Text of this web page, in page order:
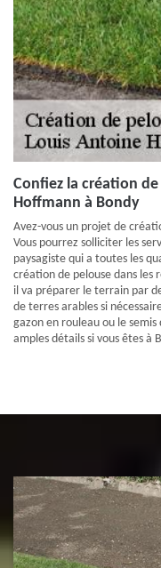
Confiez la création
Hoffmann à Bondy
Avez-vous un projet de
Vous pourrez solliciter les
paysagiste qui a toutes les
création de pelouse dans les
il va préparer le terrain par
de terres arables si
gazon en rouleau ou le
amples détails si vous êtes à